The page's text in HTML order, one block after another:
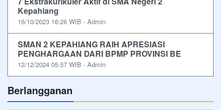
Kepahiang
16/10/2023 16:26 WIB - Admin
SMAN 2 KEPAHIANG RAIH APRESIASI
PENGHARGAAN DARI BPMP PROVINSI BE
12/12/2024 05:57 WIB - Admin
Berlangganan